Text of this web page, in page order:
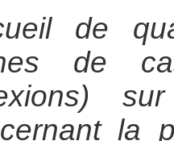
de
de
la